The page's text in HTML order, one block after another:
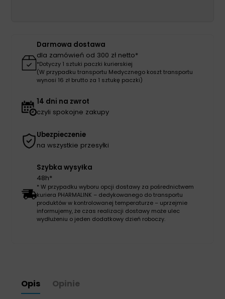
Darmowa dostawa
dla zamówień od 300 zł netto*
*Dotyczy 1 sztuki paczki kurierskiej
(W przypadku transportu Medycznego koszt transportu
wynosi 16 zł brutto za 1 sztukę paczki)
14 dni na zwrot
czyli spokojne zakupy
Ubezpieczenie
na wszystkie przesyłki
Szybka wysyłka
48h*
* W przypadku wyboru opcji dostawy za pośrednictwem
kuriera PHARMALINK – dedykowanego do transportu
produktów w kontrolowanej temperaturze – uprzejmie
informujemy, że czas realizacji dostawy może ulec
wydłużeniu o jeden dodatkowy dzień roboczy.
Opis Opinie